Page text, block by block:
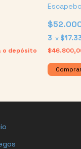
o depósito
3 x